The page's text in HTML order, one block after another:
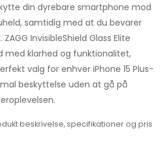
din dyrebare smartphone mod
samtidig med at du bevarer
InvisibleShield Glass Elite
med klarhed og funktionalitet,
valg for enhver iPhone 15 Plus-
beskyttelse uden at gå på
beskrivelse, specifikationer og pris